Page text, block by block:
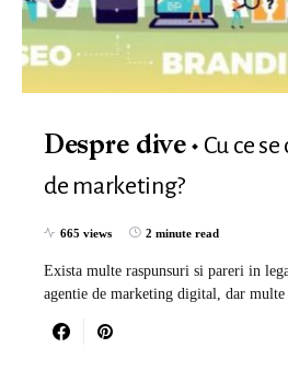
Despre dive
Cu ce
de marketing?
665 views 2 minute read
Exista multe raspunsuri si pareri in
agentie de marketing digital, dar multe